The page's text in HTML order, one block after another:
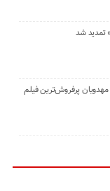
تمدید شد
پرفروش‌ترین فیلم